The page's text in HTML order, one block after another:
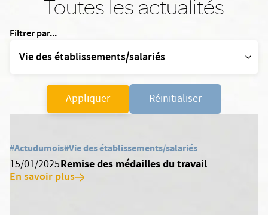
Toutes les actualités
Filtrer par...
Appliquer Réinitialiser
#Actudumois#Vie des établissements/salariés
15/01/2025Remise des médailles du travail
En savoir plus